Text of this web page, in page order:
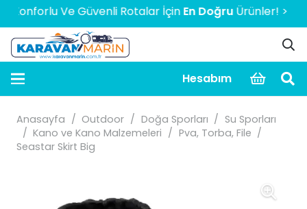
Ve Güvenli Rotalar İçinEn DoğruÜrünler! > > > > >
Hesabım
Anasayfa / Outdoor / Doğa Sporları / Su Sporları
/ Kano ve Kano Malzemeleri / Pva, Torba, File /
Seastar Skirt Big